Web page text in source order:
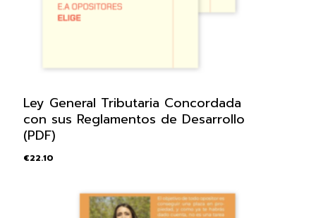
Ley General Tributaria Concordada
con sus Reglamentos de Desarrollo
(PDF)
€22.10